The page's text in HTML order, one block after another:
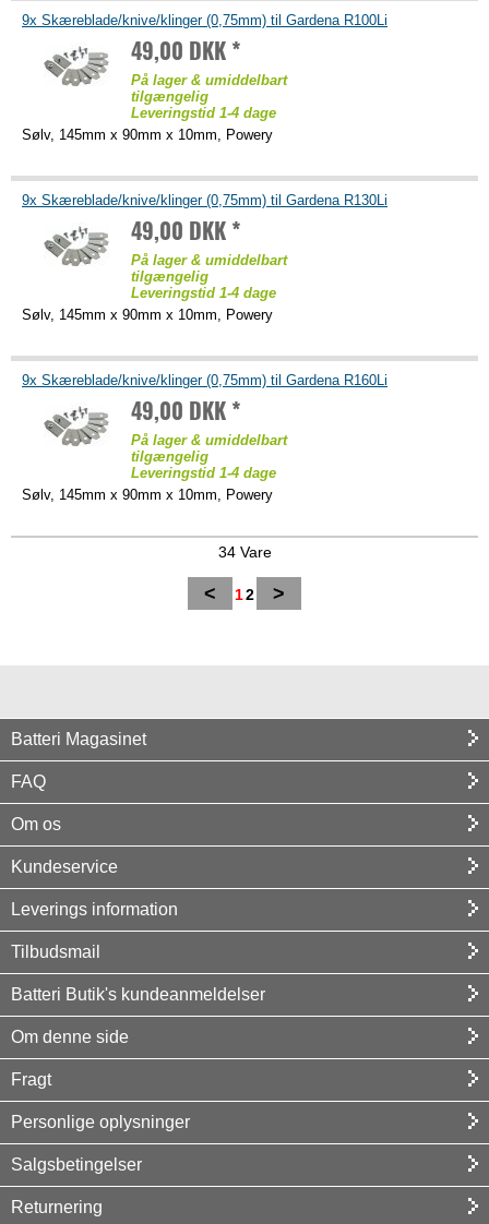
9x Skæreblade/knive/klinger (0,75mm) til Gardena R100Li
49,00 DKK *
På lager & umiddelbart
tilgængelig
Leveringstid 1-4 dage
Sølv, 145mm x 90mm x 10mm, Powery
9x Skæreblade/knive/klinger (0,75mm) til Gardena R130Li
49,00 DKK *
På lager & umiddelbart
tilgængelig
Leveringstid 1-4 dage
Sølv, 145mm x 90mm x 10mm, Powery
9x Skæreblade/knive/klinger (0,75mm) til Gardena R160Li
49,00 DKK *
På lager & umiddelbart
tilgængelig
Leveringstid 1-4 dage
Sølv, 145mm x 90mm x 10mm, Powery
34 Vare
< 12 >
Batteri Magasinet
FAQ
Om os
Kundeservice
Leverings information
Tilbudsmail
Batteri Butik's kundeanmeldelser
Om denne side
Fragt
Personlige oplysninger
Salgsbetingelser
Returnering